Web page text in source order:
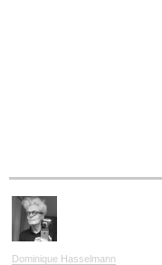
Dominique Hasselmann